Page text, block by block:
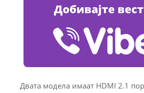
Двата модела имаат HDMI 2.1